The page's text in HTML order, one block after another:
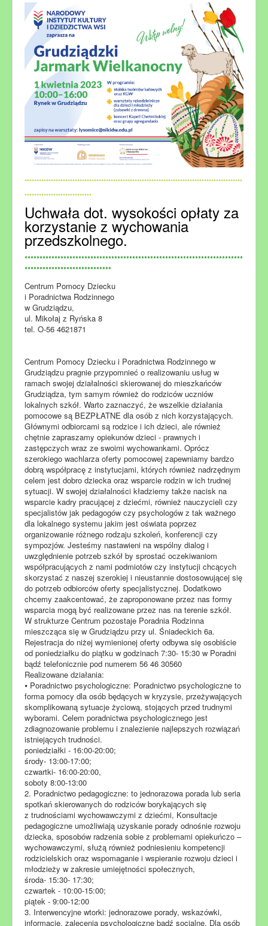
*******************************************************************************************
****************************
Uchwała dot. wysokości opłaty za
korzystanie z wychowania
przedszkolnego.
*************************************************************************
*****************************
Centrum Pomocy Dziecku
i Poradnictwa Rodzinnego
w Grudziądzu,
ul. Mikołaj z Ryńska 8
tel. O-56 4621871
Centrum Pomocy Dziecku i Poradnictwa Rodzinnego w
Grudziądzu pragnie przypomnieć o realizowaniu usług w
ramach swojej działalności skierowanej do mieszkańców
Grudziądza, tym samym również do rodziców uczniów
lokalnych szkół. Warto zaznaczyć, że wszelkie działania
pomocowe są BEZPŁATNE dla osób z nich korzystających.
Głównymi odbiorcami są rodzice i ich dzieci, ale również
chętnie zapraszamy opiekunów dzieci - prawnych i
zastępczych wraz ze swoimi wychowankami. Oprócz
szerokiego wachlarza oferty pomocowej zapewniamy bardzo
dobrą współpracę z instytucjami, których również nadrzędnym
celem jest dobro dziecka oraz wsparcie rodzin w ich trudnej
sytuacji. W swojej działalności kładziemy także nacisk na
wsparcie kadry pracującej z dziećmi, również nauczycieli czy
specjalistów jak pedagogów czy psychologów z tak ważnego
dla lokalnego systemu jakim jest oświata poprzez
organizowanie różnego rodzaju szkoleń, konferencji czy
sympozjów. Jesteśmy nastawieni na wspólny dialog i
uwzględnienie potrzeb szkół by sprostać oczekiwaniom
współpracujących z nami podmiotów czy instytucji chcących
skorzystać z naszej szerokiej i nieustannie dostosowującej się
do potrzeb odbiorców oferty specjalistycznej. Dodatkowo
chcemy zaakcentować, że zaproponowane przez nas formy
wsparcia mogą być realizowane przez nas na terenie szkół.
W strukturze Centrum pozostaje Poradnia Rodzinna
mieszcząca się w Grudziądzu przy ul. Śniadeckich 6a.
Rejestracja do niżej wymienionej oferty odbywa się osobiście
od poniedziałku do piątku w godzinach 7:30- 15:30 w Poradni
bądź telefonicznie pod numerem 56 46 30560
Realizowane działania:
⦁ Poradnictwo psychologiczne: Poradnictwo psychologiczne to
forma pomocy dla osób będących w kryzysie, przeżywających
skomplikowaną sytuacje życiową, stojących przed trudnymi
wyborami. Celem poradnictwa psychologicznego jest
zdiagnozowanie problemu i znalezienie najlepszych rozwiązań
istniejących trudności.
poniedziałki - 16:00-20:00;
środy- 13:00-17:00;
czwartki- 16:00-20:00,
soboty 8:00-13:00
2. Poradnictwo pedagogiczne: to jednorazowa porada lub seria
spotkań skierowanych do rodziców borykających się
z trudnościami wychowawczymi z dziećmi, Konsultacje
pedagogiczne umożliwiają uzyskanie porady odnośnie rozwoju
dziecka, sposobów radzenia sobie z problemami opiekuńczo –
wychowawczymi, służą również podniesieniu kompetencji
rodzicielskich oraz wspomaganie i wspieranie rozwoju dzieci i
młodzieży w zakresie umiejętności społecznych,
środa- 15:30- 17:30;
czwartek - 10:00-15:00;
piątek - 9:00-12:00
3. Interwencyjne wtorki: jednorazowe porady, wskazówki,
informacje, zalecenia psychologiczne bądź socjalne. Dla osób